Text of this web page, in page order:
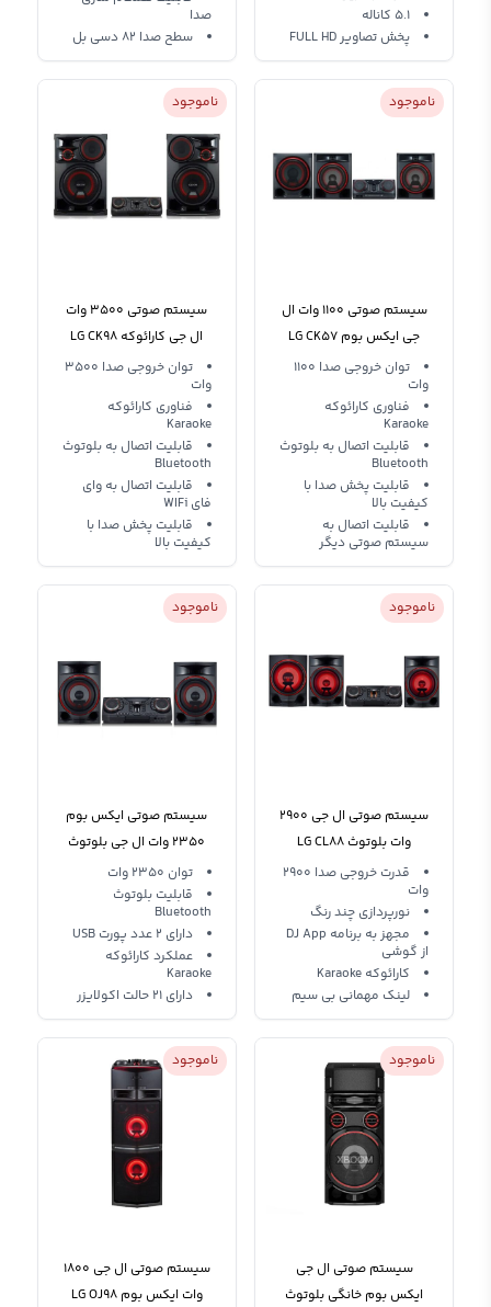
5.1 کاناله
پخش تصاویر FULL HD
صدا
سطح صدا 82 دسی بل
ناموجود
سیستم صوتی 1100 وات ال
جی ایکس بوم LG CK57
توان خروجی صدا 1100
وات
فناوری کارائوکه
Karaoke
قابلیت اتصال به بلوتوث
Bluetooth
قابلیت پخش صدا با
کیفیت بالا
قابلیت اتصال به
سیستم صوتی دیگر
ناموجود
سیستم صوتی 3500 وات
ال جی کارائوکه LG CK98
توان خروجی صدا 3500
وات
فناوری کارائوکه
Karaoke
قابلیت اتصال به بلوتوث
Bluetooth
قابلیت اتصال به وای
فای WIFi
قابلیت پخش صدا با
کیفیت بالا
ناموجود
سیستم صوتی ال جی 2900
وات بلوتوث LG CL88
XBOOM
قدرت خروجی صدا 2900
وات
نورپردازی چند رنگ
مجهز به برنامه DJ App
از گوشی
کارائوکه Karaoke
لینک مهمانی بی سیم
ناموجود
سیستم صوتی ایکس بوم
2350 وات ال جی بلوتوث
دار LG Xboom Cl87
توان 2350 وات
قابلیت بلوتوث
Bluetooth
دارای 2 عدد پورت USB
عملکرد کارائوکه
Karaoke
دارای 21 حالت اکولایزر
ناموجود
سیستم صوتی ال جی
ایکس بوم خانگی بلوتوث
ناموجود
سیستم صوتی ال جی 1800
وات ایکس بوم LG OJ98